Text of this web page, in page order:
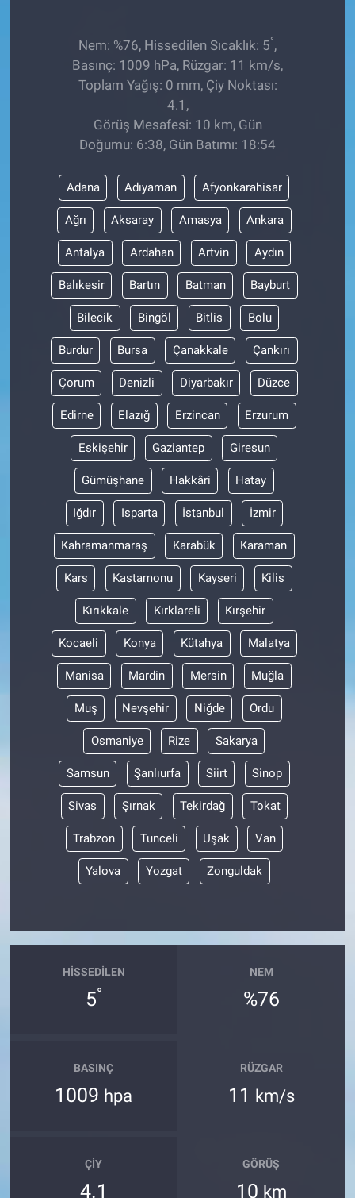
Nem: %76, Hissedilen Sıcaklık: 5°,
Basınç: 1009 hPa, Rüzgar: 11 km/s,
Toplam Yağış: 0 mm, Çiy Noktası:
4.1,
Görüş Mesafesi: 10 km, Gün
Doğumu: 6:38, Gün Batımı: 18:54
Adana Adıyaman Afyonkarahisar
Ağrı Aksaray Amasya Ankara
Antalya Ardahan Artvin Aydın
Balıkesir Bartın Batman Bayburt
Bilecik Bingöl Bitlis Bolu
Burdur Bursa Çanakkale Çankırı
Çorum Denizli Diyarbakır Düzce
Edirne Elazığ Erzincan Erzurum
Eskişehir Gaziantep Giresun
Gümüşhane Hakkâri Hatay
Iğdır Isparta İstanbul İzmir
Kahramanmaraş Karabük Karaman
Kars Kastamonu Kayseri Kilis
Kırıkkale Kırklareli Kırşehir
Kocaeli Konya Kütahya Malatya
Manisa Mardin Mersin Muğla
Muş Nevşehir Niğde Ordu
Osmaniye Rize Sakarya
Samsun Şanlıurfa Siirt Sinop
Sivas Şırnak Tekirdağ Tokat
Trabzon Tunceli Uşak Van
Yalova Yozgat Zonguldak
HISSEDILEN
5°
NEM
%76
BASINÇ
1009 hpa
RÜZGAR
11 km/s
ÇIY
4.1
GÖRÜŞ
10 km